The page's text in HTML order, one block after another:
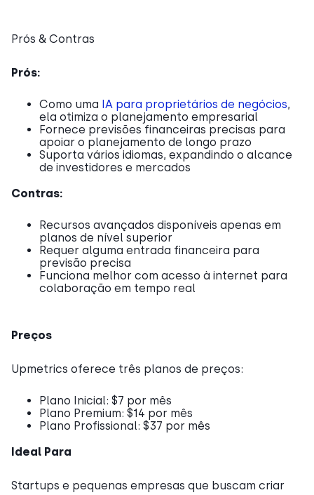
Prós & Contras
Prós:
Como uma IA para proprietários de negócios,
ela otimiza o planejamento empresarial
Fornece previsões financeiras precisas para
apoiar o planejamento de longo prazo
Suporta vários idiomas, expandindo o alcance
de investidores e mercados
Contras:
Recursos avançados disponíveis apenas em
planos de nível superior
Requer alguma entrada financeira para
previsão precisa
Funciona melhor com acesso à internet para
colaboração em tempo real
Preços
Upmetrics oferece três planos de preços:
Plano Inicial: $7 por mês
Plano Premium: $14 por mês
Plano Profissional: $37 por mês
Ideal Para
Startups e pequenas empresas que buscam criar